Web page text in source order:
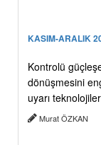
KASIM-ARALIK
Kontrolü
dönüşmesini
uyarı
Murat ÖZKAN